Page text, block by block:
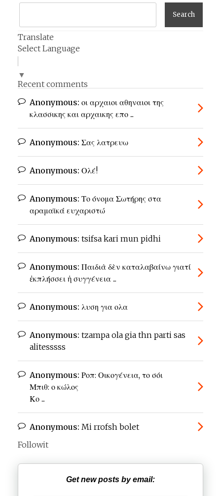
Translate
Select Language
▼
Recent comments
Anonymous: οι αρχαιοι αθηναιοι της
κλασσικης και αρχαικης επο ...
Anonymous: Σας λατρευω
Anonymous: Ολέ!
Anonymous: Το όνομα Σωτήρης στα
αραμαϊκά ευχαριστώ
Anonymous: tsifsa kari mun pidhi
Anonymous: Παιδιὰ δὲν καταλαβαίνω γιατί
ἐκπλήσσει ἡ συγγένεια ...
Anonymous: λυση για ολα
Anonymous: tzampa ola gia thn parti sas
alitesssss
Anonymous: Ροπ: Οικογένεια, το σόι
Μπιθ: ο κώλος
Κο ...
Anonymous: Mi rrofsh bolet
Followit
Get new posts by email: